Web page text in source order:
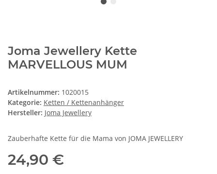
Joma Jewellery Kette
MARVELLOUS MUM
Artikelnummer: 1020015
Kategorie: Ketten / Kettenanhänger
Hersteller: Joma Jewellery
Zauberhafte Kette für die Mama von JOMA JEWELLERY
24,90 €